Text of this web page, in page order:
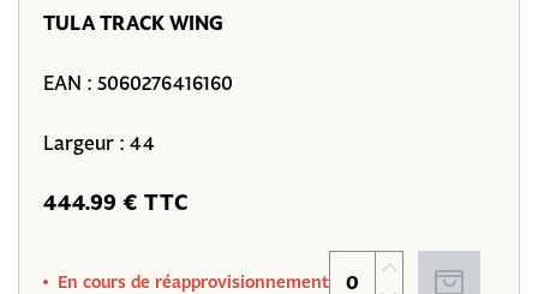
TULA TRACK WING
EAN : 5060276416160
Largeur : 44
444.99 € TTC
En cours de réapprovisionnement